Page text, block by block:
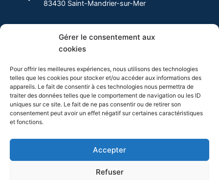
Gérer le consentement aux
cookies
Pour offrir les meilleures expériences, nous utilisons des technologies
telles que les cookies pour stocker et/ou accéder aux informations des
appareils. Le fait de consentir à ces technologies nous permettra de
traiter des données telles que le comportement de navigation ou les ID
uniques sur ce site. Le fait de ne pas consentir ou de retirer son
consentement peut avoir un effet négatif sur certaines caractéristiques
et fonctions.
Accepter
Refuser
a
n
83430 Saint-Mandrier-sur-Mer
marketing et activer ce contenu